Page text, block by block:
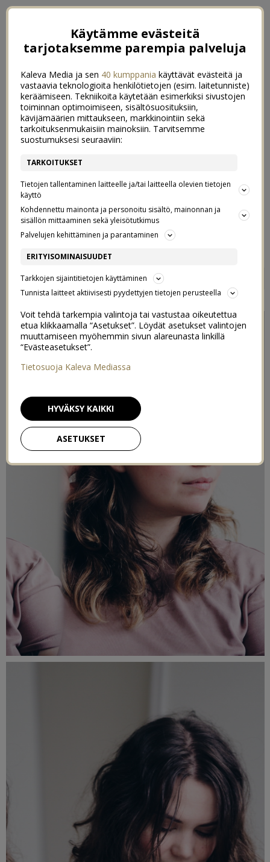
KESÄLOMALLA TIEDELEIRILLE
HIUKSET NYT
14/03/2019
Käytämme evästeitä
tarjotaksemme parempia palveluja
Kaleva Media ja sen 40 kumppania käyttävät evästeitä ja
vastaavia teknologioita henkilötietojen (esim. laitetunniste)
keräämiseen. Tekniikoita käytetään esimerkiksi sivustojen
toiminnan optimoimiseen, sisältösuosituksiin,
kävijämäärien mittaukseen, markkinointiin sekä
tarkoituksenmukaisiin mainoksiin. Tarvitsemme
suostumuksesi seuraaviin:
TARKOITUKSET
Tietojen tallentaminen laitteelle ja/tai laitteella olevien tietojen
käyttö
Kohdennettu mainonta ja personoitu sisältö, mainonnan ja
sisällön mittaaminen sekä yleisötutkimus
Palvelujen kehittäminen ja parantaminen
ERITYISOMINAISUUDET
Tarkkojen sijaintitietojen käyttäminen
Tunnista laitteet aktiivisesti pyydettyjen tietojen perusteella
Voit tehdä tarkempia valintoja tai vastustaa oikeutettua
etua klikkaamalla “Asetukset”. Löydät asetukset valintojen
muuttamiseen myöhemmin sivun alareunasta linkillä
“Evästeasetukset”.
Tietosuoja Kaleva Mediassa
ASETUKSET
HYVÄKSY KAIKKI